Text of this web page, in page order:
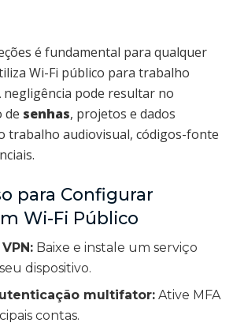
é fundamental para qualquer
Wi-Fi público para trabalho
negligência pode resultar no
de senhas, projetos e dados
trabalho audiovisual, códigos-fonte
para Configurar
Wi-Fi Público
Baixe e instale um serviço
dispositivo.
multifator: Ative MFA
contas.